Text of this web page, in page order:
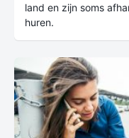
land en zijn soms
huren.